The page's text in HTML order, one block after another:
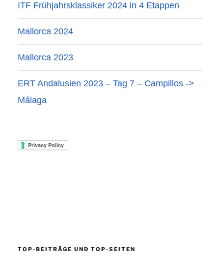
ITF Frühjahrsklassiker 2024 in 4 Etappen
Mallorca 2024
Mallorca 2023
ERT Andalusien 2023 – Tag 7 – Campillos ->
Málaga
TOP-BEITRÄGE UND TOP-SEITEN